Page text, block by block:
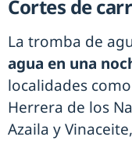
Cortes de
La tromba de
agua en una
localidades
Herrera de los
Azaila y